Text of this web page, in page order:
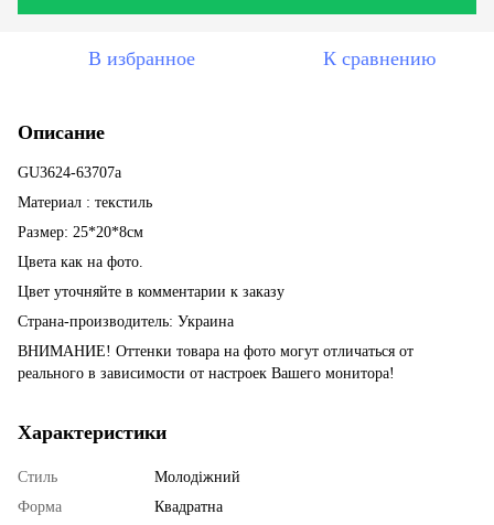
В избранное К сравнению
Описание
GU3624-63707a
Материал : текстиль
Размер: 25*20*8см
Цвета как на фото.
Цвет уточняйте в комментарии к заказу
Страна-производитель: Украина
ВНИМАНИЕ! Оттенки товара на фото могут отличаться от
реального в зависимости от настроек Вашего монитора!
Характеристики
Стиль
Молодіжний
Форма
Квадратна